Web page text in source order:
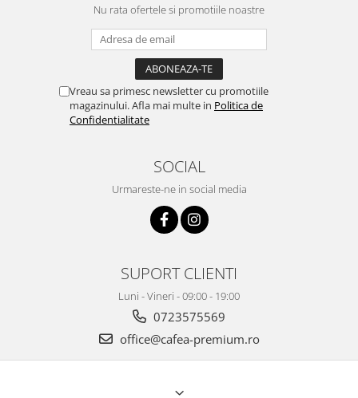
Nu rata ofertele si promotiile noastre
Vreau sa primesc newsletter cu promotiile
magazinului. Afla mai multe in Politica de
Confidentialitate
SOCIAL
Urmareste-ne in social media
SUPORT CLIENTI
Luni - Vineri - 09:00 - 19:00
0723575569
office@cafea-premium.ro